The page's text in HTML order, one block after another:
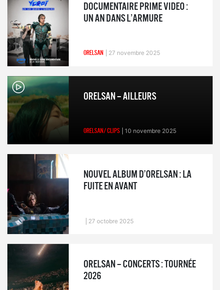
DOCUMENTAIRE PRIME VIDEO :
UN AN DANS L’ARMURE
ORELSAN 27 novembre 2025
ORELSAN – AILLEURS
ORELSAN/ CLIPS 10 novembre 2025
NOUVEL ALBUM D’ORELSAN : LA
FUITE EN AVANT
27 octobre 2025
ORELSAN – CONCERTS : TOURNÉE
2026